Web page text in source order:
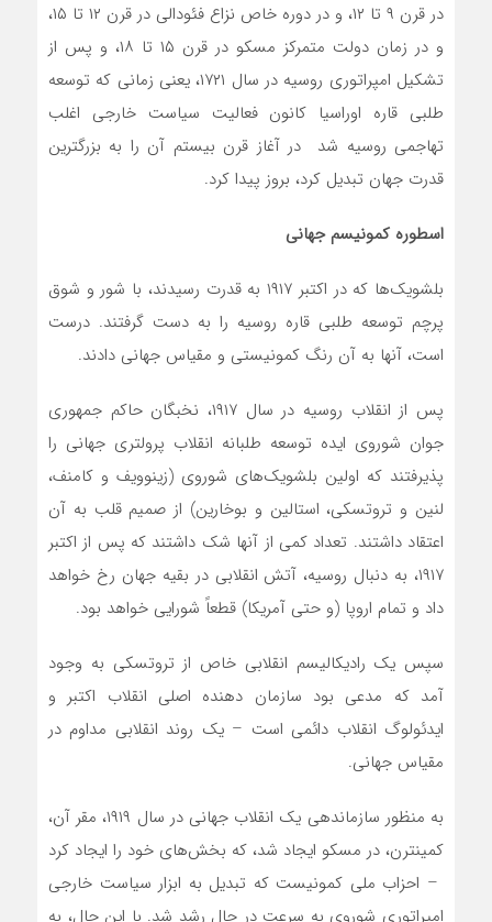
در قرن ۹ تا ۱۲، و در دوره خاص نزاع فئودالی در قرن ۱۲ تا ۱۵،
و در زمان دولت متمرکز مسکو در قرن ۱۵ تا ۱۸، و پس از
تشکیل امپراتوری روسیه در سال ۱۷۲۱، یعنی زمانی که توسعه
طلبی قاره اوراسیا کانون فعالیت سیاست خارجی اغلب
تهاجمی روسیه شد در آغاز قرن بیستم آن را به بزرگترین
قدرت جهان تبدیل کرد، بروز پیدا کرد.
اسطوره کمونیسم جهانی
بلشویک‌‌ها که در اکتبر ۱۹۱۷ به قدرت رسیدند، با شور و شوق
پرچم توسعه طلبی قاره روسیه را به دست گرفتند. درست
است، آنها به آن رنگ کمونیستی و مقیاس جهانی دادند.
پس از انقلاب روسیه در سال ۱۹۱۷، نخبگان حاکم جمهوری
جوان شوروی ایده توسعه طلبانه انقلاب پرولتری جهانی را
پذیرفتند که اولین بلشویک‌‌های شوروی (زینوویف و کامنف،
لنین و تروتسکی، استالین و بوخارین) از صمیم قلب به آن
اعتقاد داشتند. تعداد کمی از آنها شک داشتند که پس از اکتبر
۱۹۱۷، به دنبال روسیه، آتش انقلابی در بقیه جهان رخ خواهد
داد و تمام اروپا (و حتی آمریکا) قطعاً شورایی خواهد بود.
سپس یک رادیکالیسم انقلابی خاص از تروتسکی به وجود
آمد که مدعی بود سازمان دهنده اصلی انقلاب اکتبر و
ایدئولوگ انقلاب دائمی است – یک روند انقلابی مداوم در
مقیاس جهانی.
به منظور سازماندهی یک انقلاب جهانی در سال ۱۹۱۹، مقر آن،
کمینترن، در مسکو ایجاد شد، که بخش‌‌های خود را ایجاد کرد
– احزاب ملی کمونیست که تبدیل به ابزار سیاست خارجی